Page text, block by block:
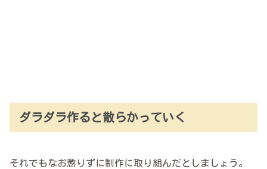
ダラダラ作ると散らかっていく
それでもなお懲りずに制作に取り組んだとしましょう。